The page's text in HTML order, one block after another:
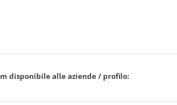
disponibile alle aziende / profilo: